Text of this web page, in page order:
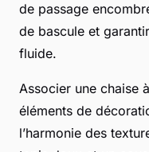
de passage
de bascule et
fluide.
Associer une chaise
éléments de
l’harmonie des